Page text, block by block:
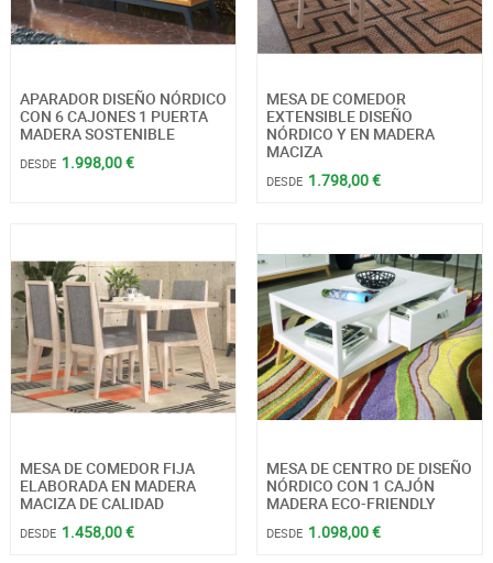
APARADOR DISEÑO NÓRDICO
CON 6 CAJONES 1 PUERTA
MADERA SOSTENIBLE
DESDE 1.998,00 €
MESA DE COMEDOR
EXTENSIBLE DISEÑO
NÓRDICO Y EN MADERA
MACIZA
DESDE 1.798,00 €
MESA DE COMEDOR FIJA
ELABORADA EN MADERA
MACIZA DE CALIDAD
DESDE 1.458,00 €
MESA DE CENTRO DE DISEÑO
NÓRDICO CON 1 CAJÓN
MADERA ECO-FRIENDLY
DESDE 1.098,00 €